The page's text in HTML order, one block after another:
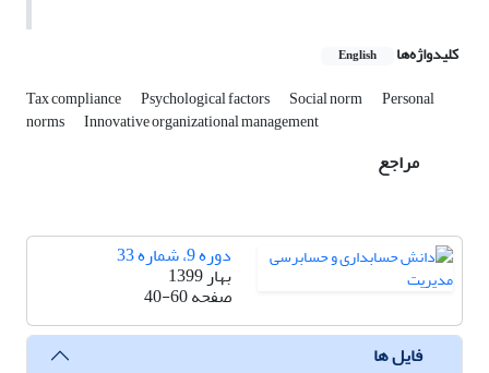
کلیدواژه‌ها English
Tax compliance Psychological factors Social norm Personal
norms Innovative organizational management
مراجع
دوره 9، شماره 33
بهار 1399
صفحه40-60
فایل ها